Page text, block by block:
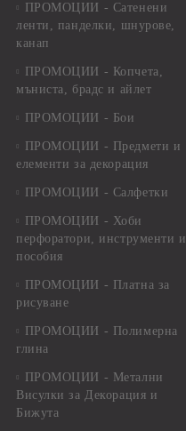
ПРОМОЦИИ - Сатенени
ленти, панделки, шнурове,
канап
ПРОМОЦИИ - Копчета,
мъниста, брадс и айлет
ПРОМОЦИИ - Бои
ПРОМОЦИИ - Предмети и
елементи за декорация
ПРОМОЦИИ - Салфетки
ПРОМОЦИИ - Хоби
перфоратори, инструменти и
пособия
ПРОМОЦИИ - Платна за
рисуване
ПРОМОЦИИ - Полимерна
глина
ПРОМОЦИИ - Метални
Висулки за Декорация и
Бижута